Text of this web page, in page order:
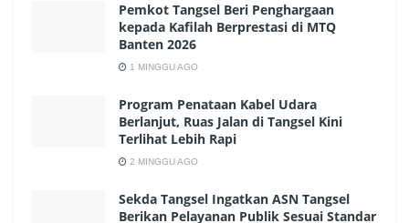
Pemkot Tangsel Beri Penghargaan
kepada Kafilah Berprestasi di MTQ
Banten 2026
1 MINGGU AGO
Program Penataan Kabel Udara
Berlanjut, Ruas Jalan di Tangsel Kini
Terlihat Lebih Rapi
2 MINGGU AGO
Sekda Tangsel Ingatkan ASN Tangsel
Berikan Pelayanan Publik Sesuai Standar